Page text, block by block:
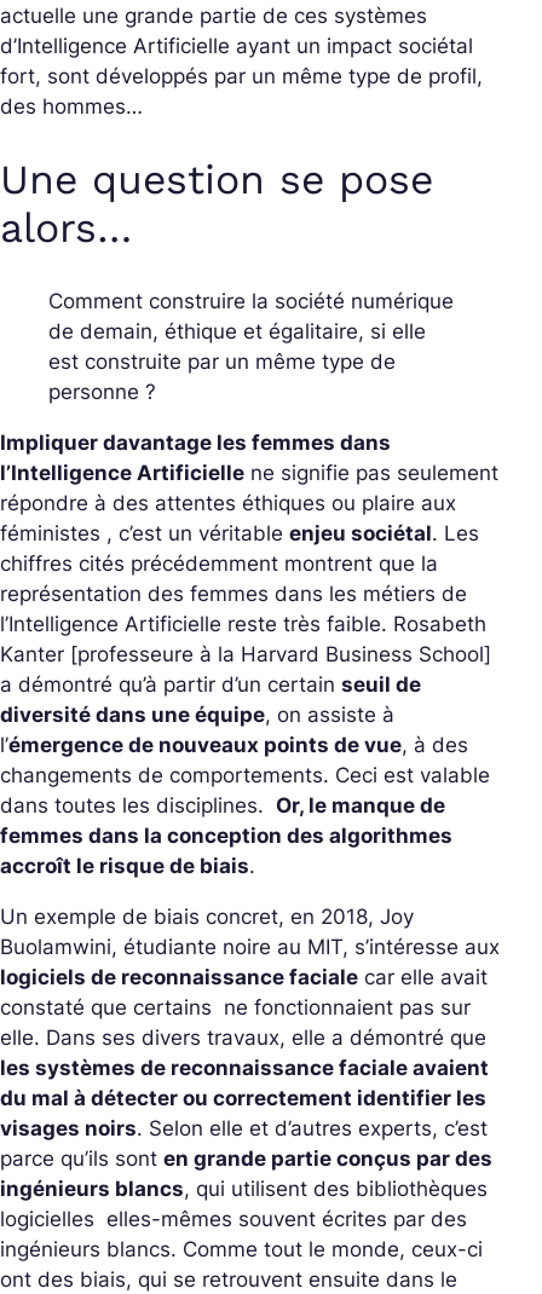
actuelle une grande partie de ces systèmes
d’Intelligence Artificielle ayant un impact sociétal
fort, sont développés par un même type de profil,
des hommes…
Une question se pose
alors…
Comment construire la société numérique
de demain, éthique et égalitaire, si elle
est construite par un même type de
personne ?
Impliquer davantage les femmes dans
l’Intelligence Artificielle ne signifie pas seulement
répondre à des attentes éthiques ou plaire aux
féministes , c’est un véritable enjeu sociétal. Les
chiffres cités précédemment montrent que la
représentation des femmes dans les métiers de
l’Intelligence Artificielle reste très faible. Rosabeth
Kanter [professeure à la Harvard Business School]
a démontré qu’à partir d’un certain seuil de
diversité dans une équipe, on assiste à
l’émergence de nouveaux points de vue, à des
changements de comportements. Ceci est valable
dans toutes les disciplines. Or, le manque de
femmes dans la conception des algorithmes
accroît le risque de biais.
Un exemple de biais concret, en 2018, Joy
Buolamwini, étudiante noire au MIT, s’intéresse aux
logiciels de reconnaissance faciale car elle avait
constaté que certains ne fonctionnaient pas sur
elle. Dans ses divers travaux, elle a démontré que
les systèmes de reconnaissance faciale avaient
du mal à détecter ou correctement identifier les
visages noirs. Selon elle et d’autres experts, c’est
parce qu’ils sont en grande partie conçus par des
ingénieurs blancs, qui utilisent des bibliothèques
logicielles elles-mêmes souvent écrites par des
ingénieurs blancs. Comme tout le monde, ceux-ci
ont des biais, qui se retrouvent ensuite dans le